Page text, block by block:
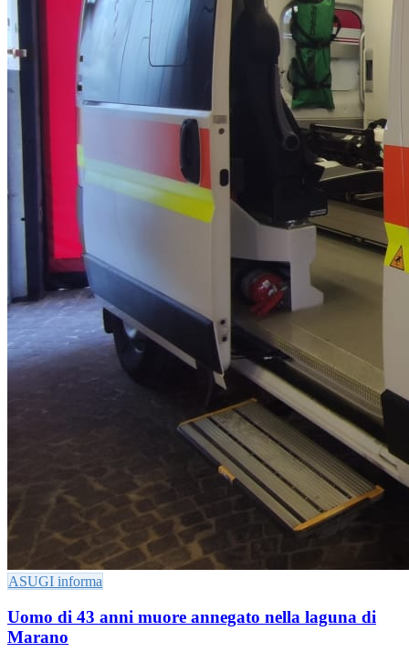
ASUGI informa
Uomo di 43 anni muore annegato nella laguna di
Marano